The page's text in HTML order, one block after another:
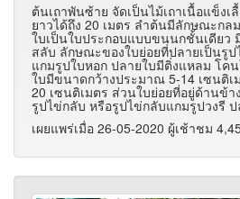
ต้นเถาพันซ้าย จัดเป็นไม้เถาเนื้อแข็ง
ยาวได้ถึง 20 เมตร ลำต้นมีลักษณะกล
ใบเป็นใบประกอบแบบขนนกชั้นเดียว
สลับ ลักษณะของใบย่อยที่ปลายเป็นรู
แกมรูปใบหอก ปลายใบมีติ่งแหลม โค
ใบมีขนาดกว้างประมาณ 5-14 เซนติ
20 เซนติเมตร ส่วนใบย่อยที่อยู่ด้านข้า
รูปไข่กลับ หรือรูปไข่กลับแกมรูปวงรี
เผยแพร่เมื่อ 26-05-2020 ผู้เช้าชม